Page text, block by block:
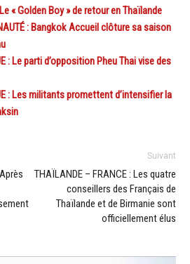
« Golden Boy » de retour en Thaïlande
: Bangkok Accueil clôture sa saison
: Le parti d’opposition Pheu Thai vise des
: Les militants promettent d’intensifier la
Suivant
THAÏLANDE – FRANCE : Les quatre
conseillers des Français de
Thaïlande et de Birmanie sont
officiellement élus